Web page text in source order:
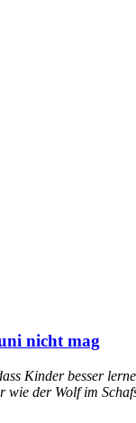
nicht mag
Kinder besser
der Wolf im